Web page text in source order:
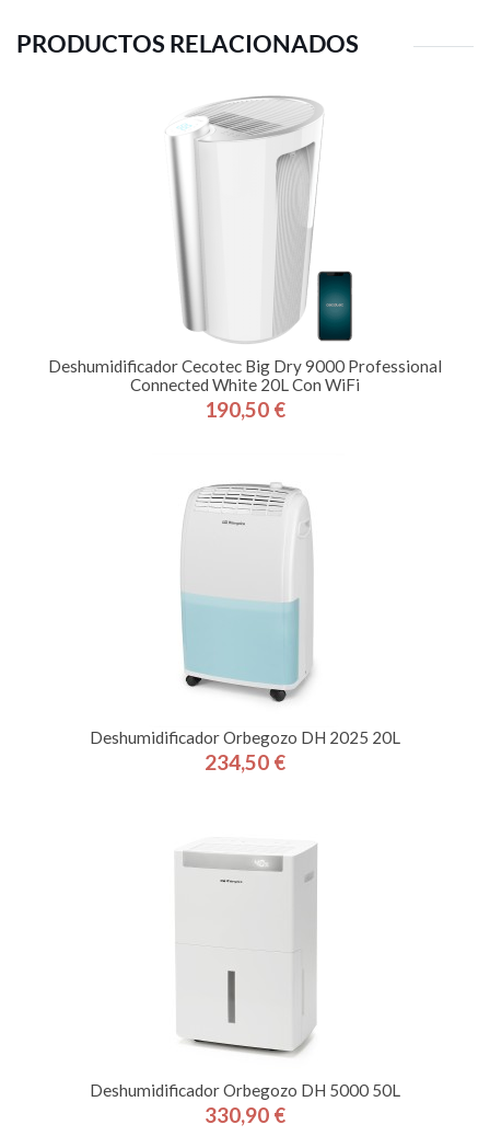
PRODUCTOS RELACIONADOS
Deshumidificador Cecotec Big Dry 9000 Professional
Connected White 20L Con WiFi
Precio
190,50 €
Deshumidificador Orbegozo DH 2025 20L
Precio
234,50 €
Deshumidificador Orbegozo DH 5000 50L
Precio
330,90 €